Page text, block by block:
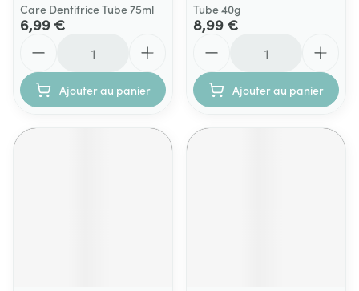
Care Dentifrice Tube 75ml
6,99 €
Ajouter au panier
Tube 40g
8,99 €
Ajouter au panier